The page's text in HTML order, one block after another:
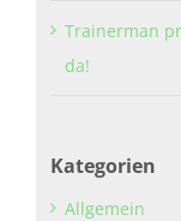
Trainerman
da!
Kategorien
Allgemein